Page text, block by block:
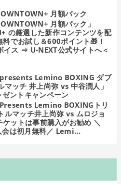
月額パック
月額パック」
の厳選した新作コンテンツを配
でお試し＆600ポイント🎁！
イス ⇒ U-NEXT公式サイトへ＜
presents Lemino BOXING ダブ
マッチ 井上尚弥 vs 中谷潤人」
ントキャンペーン
Lemino BOXINGトリ
ルマッチ井上尚弥 vs ムロジョ
ットは事前購入がお勧め ＼
は初月無料／ Lemi...